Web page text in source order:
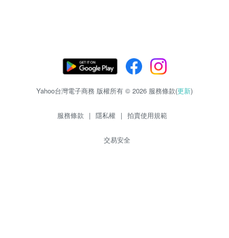
Yahoo台灣電子商務 版權所有 © 2026 服務條款(更新)
服務條款 | 隱私權 | 拍賣使用規範
交易安全